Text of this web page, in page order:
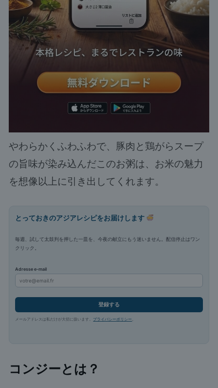
やわらかくふわふわで、豚肉と鶏がらスープ
の旨味が染み込んだこのお粥は、お米の魅力
を想像以上に引き出してくれます。
とっておきのアジアレシピをお届けします
毎週、試して太鼓判を押した一皿を、今夜の献立にもう迷いません。配信停止はワン
クリック。
Adresse e-mail
登録する
メールアドレスは私だけが大切に扱います。 プライバシーポリシー
コンジーとは？